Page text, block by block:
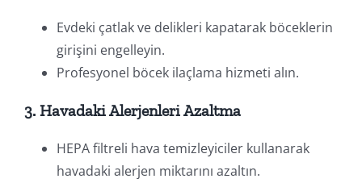
Evdeki çatlak ve delikleri kapatarak böceklerin
girişini engelleyin.
Profesyonel böcek ilaçlama hizmeti alın.
3. Havadaki Alerjenleri Azaltma
HEPA filtreli hava temizleyiciler kullanarak
havadaki alerjen miktarını azaltın.